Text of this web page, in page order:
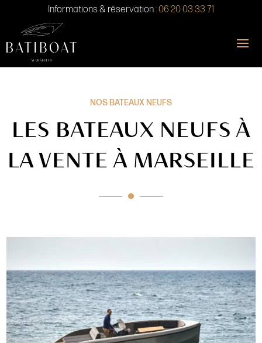
Informations & réservation :06 20 03 33 71
NOS BATEAUX NEUFS
LES BATEAUX NEUFS À
LA VENTE À MARSEILLE